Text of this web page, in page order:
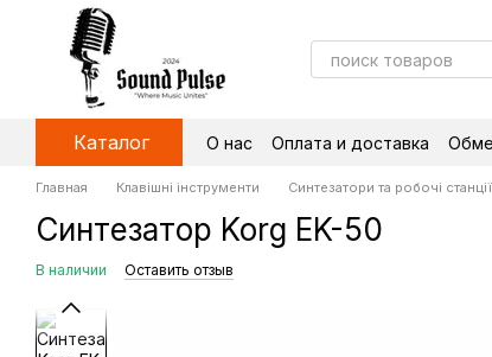
Перейти к основному контенту
Каталог О нас Оплата и доставка
Главная Клавішні інструменти Синтезатори та робочі станції
Синтезатор Korg EK-50
В наличии Оставить отзыв